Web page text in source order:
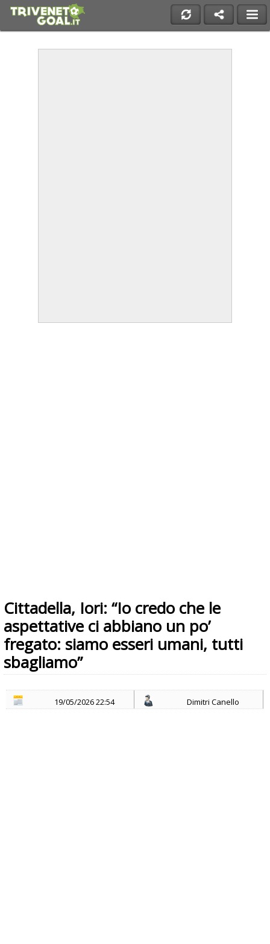
Cittadella, Iori: “Io credo che le
aspettative ci abbiano un po’
fregato: siamo esseri umani, tutti
sbagliamo”
19/05/2026 22:54 Dimitri Canello